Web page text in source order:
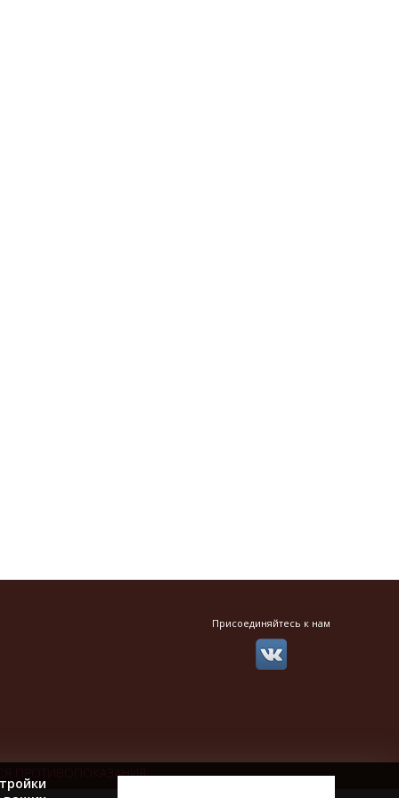
Присоединяйтесь к нам
ПРОТИВОПОКАЗАНИЯ